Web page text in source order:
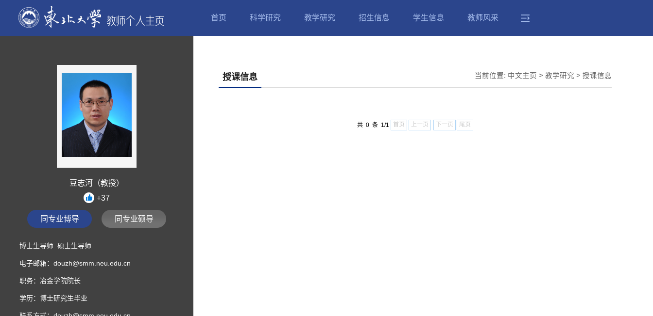
首页 科学研究 教学研究 招生信息 学生信息 教师风采
豆志河（教授）
+37
同专业博导 同专业硕导
博士生导师 硕士生导师
电子邮箱： douzh@smm.neu.edu.cn
职务：冶金学院院长
学历：博士研究生毕业
当前位置: 中文主页 >教学研究 >授课信息
授课信息
共 0 条 1/1 首页 上一页 下一页 尾页